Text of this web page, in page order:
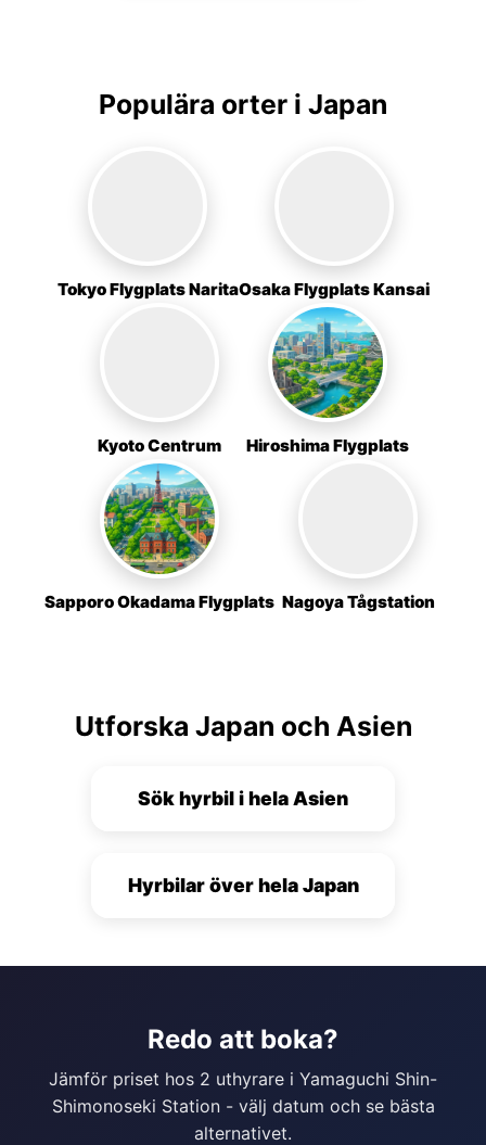
Populära orter i Japan
Tokyo Flygplats NaritaOsaka Flygplats Kansai
Kyoto Centrum Hiroshima Flygplats
Sapporo Okadama Flygplats Nagoya Tågstation
Utforska Japan och Asien
Sök hyrbil i hela Asien
Hyrbilar över hela Japan
Redo att boka?
Jämför priset hos 2 uthyrare i Yamaguchi Shin-
Shimonoseki Station - välj datum och se bästa
alternativet.